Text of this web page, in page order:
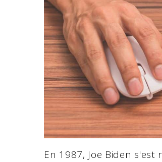
En 1987, Joe Biden